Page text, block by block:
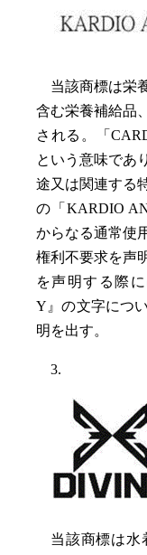
当該商標は栄
含む栄養補給品
される。「
という意味であ
途又は関連する
の「KARDIO
からなる通常使
権利不要求を声
を声明する際
Y』の文字につ
明を出す。
3.
当該商標は水